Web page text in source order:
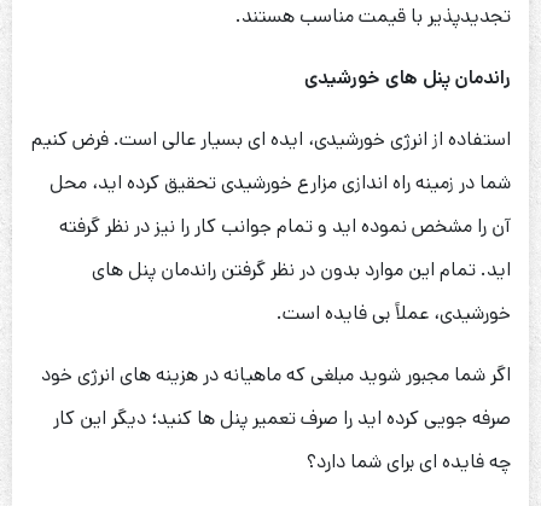
تجدیدپذیر با قیمت مناسب هستند.
راندمان پنل های خورشیدی
استفاده از انرژی خورشیدی، ایده ای بسیار عالی است. فرض کنیم
شما در زمینه راه اندازی مزارع خورشیدی تحقیق کرده اید، محل
آن را مشخص نموده اید و تمام جوانب کار را نیز در نظر گرفته
اید. تمام این موارد بدون در نظر گرفتن راندمان پنل های
خورشیدی، عملاً بی فایده است.
اگر شما مجبور شوید مبلغی که ماهیانه در هزینه های انرژی خود
صرفه جویی کرده اید را صرف تعمیر پنل ها کنید؛ دیگر این کار
چه فایده ای برای شما دارد؟